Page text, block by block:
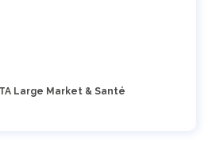
Large Market & Santé